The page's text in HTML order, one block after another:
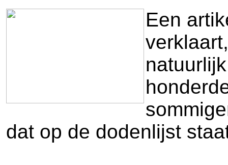
Een
dat op de dodenlijst